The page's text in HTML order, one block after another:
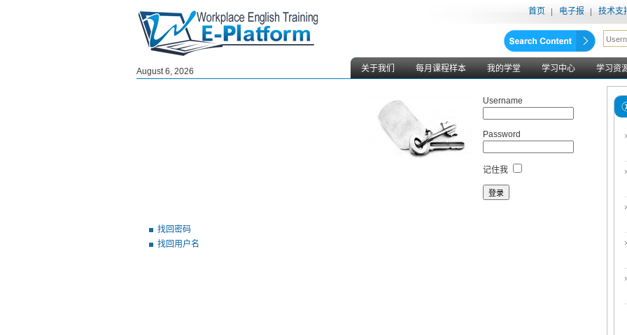
August 6, 2026
首页 电子报 技术支
关于我们
每月课程样本 我的学堂 学习中心 学习资
Username
Password
记住我
找回密码
找回用户名